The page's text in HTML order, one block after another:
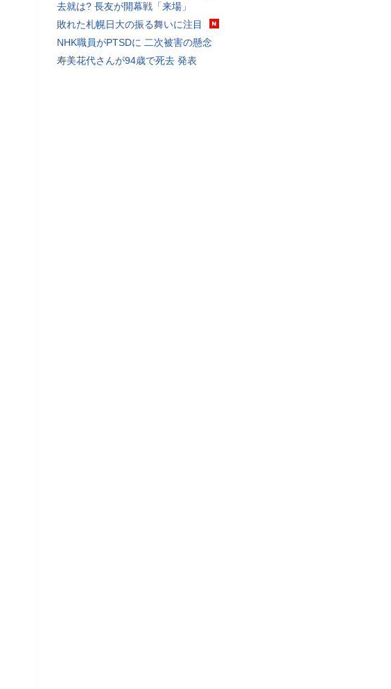
去就は? 長友が開幕戦「来場」
敗れた札幌日大の振る舞いに注目
NHK職員がPTSDに 二次被害の懸念
寿美花代さんが94歳で死去 発表